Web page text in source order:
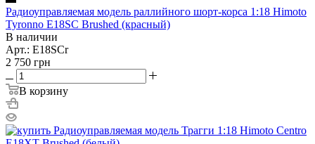
Радиоуправляемая модель раллийного шорт-корса 1:18 Himoto
Tyronno E18SC Brushed (красный)
В наличии
Арт.: E18SCr
2 750 грн
В корзину